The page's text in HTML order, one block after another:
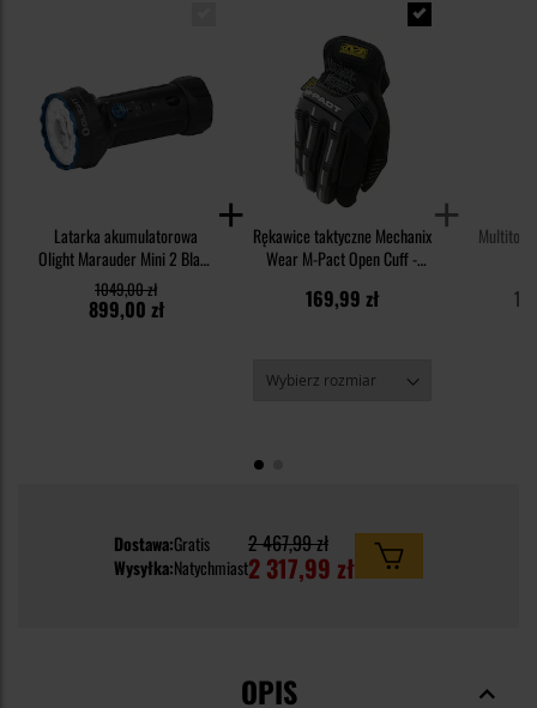
Latarka akumulatorowa
Olight Marauder Mini 2 Black
- 10000 lumenów, zasięg 750
m
899,00 zł
1049,00 zł
Rękawice taktyczne Mechanix
Wear M-Pact Open Cuff -
169,99 zł
Multitool
1
Dostawa:Gratis
Wysyłka:Natychmiast
2 467,99 zł
2 317,99 zł
OPIS